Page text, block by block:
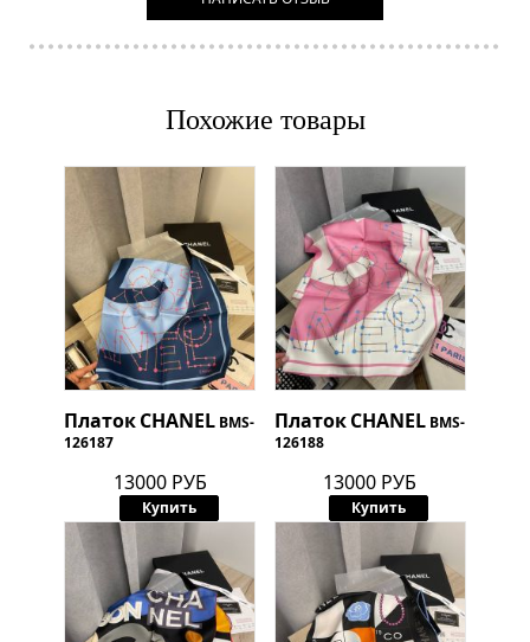
Похожие товары
ПлатокCHANEL BMS-
126187
13000 РУБ
Купить
Платок CHANEL BMS-
126188
13000 РУБ
Купить